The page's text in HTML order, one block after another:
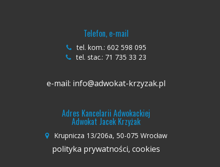
Telefon, e-mail
tel. kom.: 602 598 095
tel. stac.: 71 735 33 23
e-mail: info@adwokat-krzyzak.pl
Adres Kancelarii Adwokackiej
Adwokat Jacek Krzyżak
Krupnicza 13/206a, 50-075 Wrocław
polityka prywatności, cookies